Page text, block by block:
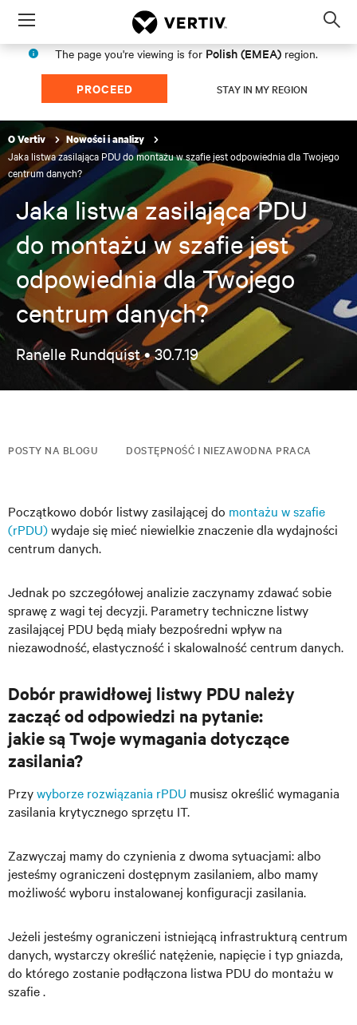
Menu
The page you're viewing is for Polish (EMEA) region.
PROCEED STAY IN MY REGION
O Vertiv Nowości i analizy
Jaka listwa zasilająca PDU do montażu w szafie jest odpowiednia dla Twojego
centrum danych?
Jaka listwa zasilająca PDU
do montażu w szafie jest
odpowiednia dla Twojego
centrum danych?
Ranelle Rundquist •30.7.19
POSTY NA BLOGU DOSTĘPNOŚĆ I NIEZAWODNA PRACA
Początkowo dobór listwy zasilającej do montażu w szafie
(rPDU)wydaje się mieć niewielkie znaczenie dla wydajności
centrum danych.
Jednak po szczegółowej analizie zaczynamy zdawać sobie
sprawę z wagi tej decyzji. Parametry techniczne listwy
zasilającej PDU będą miały bezpośredni wpływ na
niezawodność, elastyczność i skalowalność centrum danych.
Dobór prawidłowej listwy PDU należy
zacząć od odpowiedzi na pytanie:
jakie są Twoje wymagania dotyczące
zasilania?
Przywyborze rozwiązania rPDU musisz określić wymagania
zasilania krytycznego sprzętu IT.
Zazwyczaj mamy do czynienia z dwoma sytuacjami: albo
jesteśmy ograniczeni dostępnym zasilaniem, albo mamy
możliwość wyboru instalowanej konfiguracji zasilania.
Jeżeli jesteśmy ograniczeni istniejącą infrastrukturą centrum
danych, wystarczy określić natężenie, napięcie i typ gniazda,
do którego zostanie podłączona listwa PDU do montażu w
szafie.